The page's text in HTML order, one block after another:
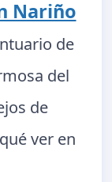
Nariño
de
del
de
ver en